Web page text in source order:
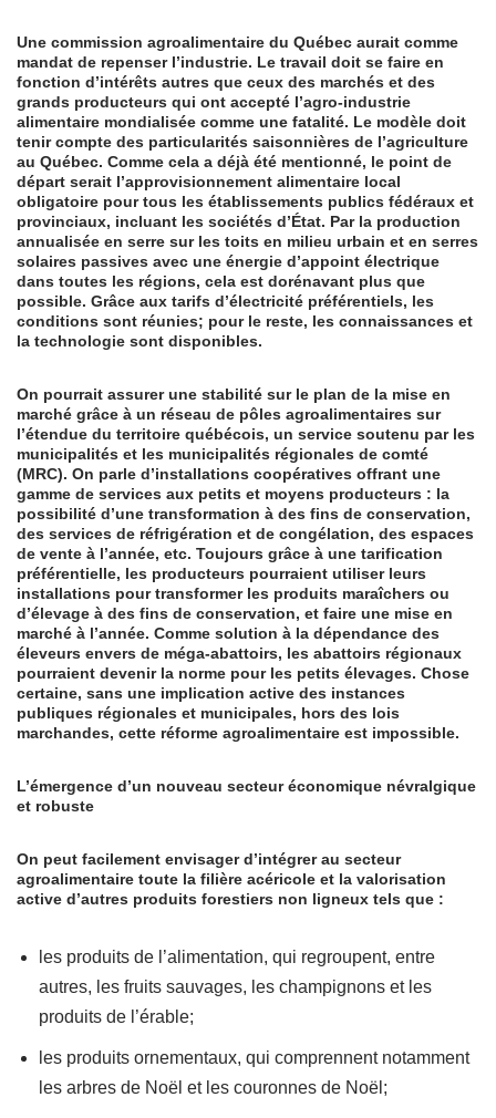
Une commission agroalimentaire du Québec aurait comme
mandat de repenser l’industrie. Le travail doit se faire en
fonction d’intérêts autres que ceux des marchés et des
grands producteurs qui ont accepté l’agro-industrie
alimentaire mondialisée comme une fatalité. Le modèle doit
tenir compte des particularités saisonnières de l’agriculture
au Québec. Comme cela a déjà été mentionné, le point de
départ serait l’approvisionnement alimentaire local
obligatoire pour tous les établissements publics fédéraux et
provinciaux, incluant les sociétés d’État. Par la production
annualisée en serre sur les toits en milieu urbain et en serres
solaires passives avec une énergie d’appoint électrique
dans toutes les régions, cela est dorénavant plus que
possible. Grâce aux tarifs d’électricité préférentiels, les
conditions sont réunies; pour le reste, les connaissances et
la technologie sont disponibles.
On pourrait assurer une stabilité sur le plan de la mise en
marché grâce à un réseau de pôles agroalimentaires sur
l’étendue du territoire québécois, un service soutenu par les
municipalités et les municipalités régionales de comté
(MRC). On parle d’installations coopératives offrant une
gamme de services aux petits et moyens producteurs : la
possibilité d’une transformation à des fins de conservation,
des services de réfrigération et de congélation, des espaces
de vente à l’année, etc. Toujours grâce à une tarification
préférentielle, les producteurs pourraient utiliser leurs
installations pour transformer les produits maraîchers ou
d’élevage à des fins de conservation, et faire une mise en
marché à l’année. Comme solution à la dépendance des
éleveurs envers de méga-abattoirs, les abattoirs régionaux
pourraient devenir la norme pour les petits élevages. Chose
certaine, sans une implication active des instances
publiques régionales et municipales, hors des lois
marchandes, cette réforme agroalimentaire est impossible.
L’émergence d’un nouveau secteur économique névralgique
et robuste
On peut facilement envisager d’intégrer au secteur
agroalimentaire toute la filière acéricole et la valorisation
active d’autres produits forestiers non ligneux tels que :
les produits de l’alimentation, qui regroupent, entre
autres, les fruits sauvages, les champignons et les
produits de l’érable;
les produits ornementaux, qui comprennent notamment
les arbres de Noël et les couronnes de Noël;